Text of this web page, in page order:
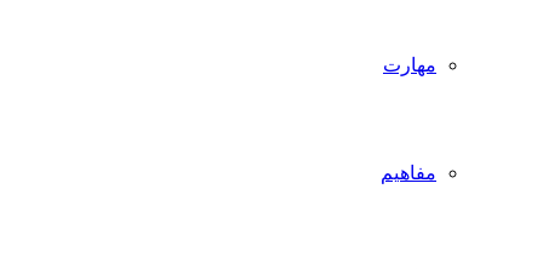
مهارت
مفاهیم